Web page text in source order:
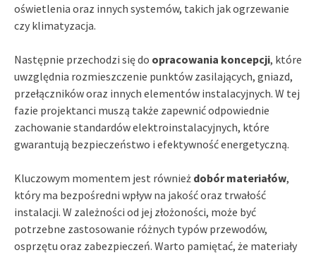
oświetlenia oraz innych systemów, takich jak ogrzewanie
czy klimatyzacja.
Następnie przechodzi się do opracowania koncepcji, które
uwzględnia rozmieszczenie punktów zasilających, gniazd,
przełączników oraz innych elementów instalacyjnych. W tej
fazie projektanci muszą także zapewnić odpowiednie
zachowanie standardów elektroinstalacyjnych, które
gwarantują bezpieczeństwo i efektywność energetyczną.
Kluczowym momentem jest również dobór materiałów,
który ma bezpośredni wpływ na jakość oraz trwałość
instalacji. W zależności od jej złożoności, może być
potrzebne zastosowanie różnych typów przewodów,
osprzętu oraz zabezpieczeń. Warto pamiętać, że materiały